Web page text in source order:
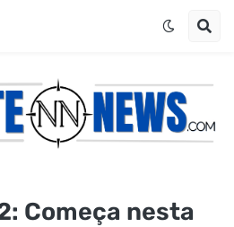
Começa nesta